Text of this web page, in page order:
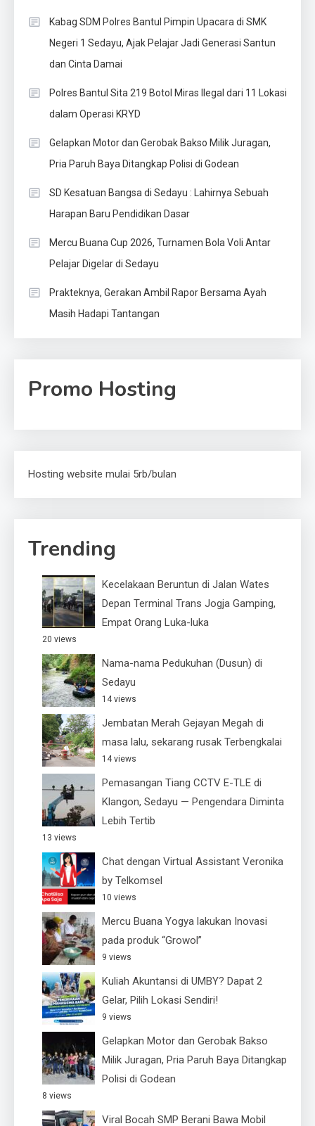
Kabag SDM Polres Bantul Pimpin Upacara di SMK
Negeri 1 Sedayu, Ajak Pelajar Jadi Generasi Santun
dan Cinta Damai
Polres Bantul Sita 219 Botol Miras Ilegal dari 11 Lokasi
dalam Operasi KRYD
Gelapkan Motor dan Gerobak Bakso Milik Juragan,
Pria Paruh Baya Ditangkap Polisi di Godean
SD Kesatuan Bangsa di Sedayu : Lahirnya Sebuah
Harapan Baru Pendidikan Dasar
Mercu Buana Cup 2026, Turnamen Bola Voli Antar
Pelajar Digelar di Sedayu
Prakteknya, Gerakan Ambil Rapor Bersama Ayah
Masih Hadapi Tantangan
Promo Hosting
Hosting website mulai 5rb/bulan
Trending
Kecelakaan Beruntun di Jalan Wates
Depan Terminal Trans Jogja Gamping,
Empat Orang Luka-luka
20 views
Nama-nama Pedukuhan (Dusun) di
Sedayu
14 views
Jembatan Merah Gejayan Megah di
masa lalu, sekarang rusak Terbengkalai
14 views
Pemasangan Tiang CCTV E-TLE di
Klangon, Sedayu — Pengendara Diminta
Lebih Tertib
13 views
Chat dengan Virtual Assistant Veronika
by Telkomsel
10 views
Mercu Buana Yogya lakukan Inovasi
pada produk “Growol”
9 views
Kuliah Akuntansi di UMBY? Dapat 2
Gelar, Pilih Lokasi Sendiri!
9 views
Gelapkan Motor dan Gerobak Bakso
Milik Juragan, Pria Paruh Baya Ditangkap
Polisi di Godean
8 views
Viral Bocah SMP Berani Bawa Mobil